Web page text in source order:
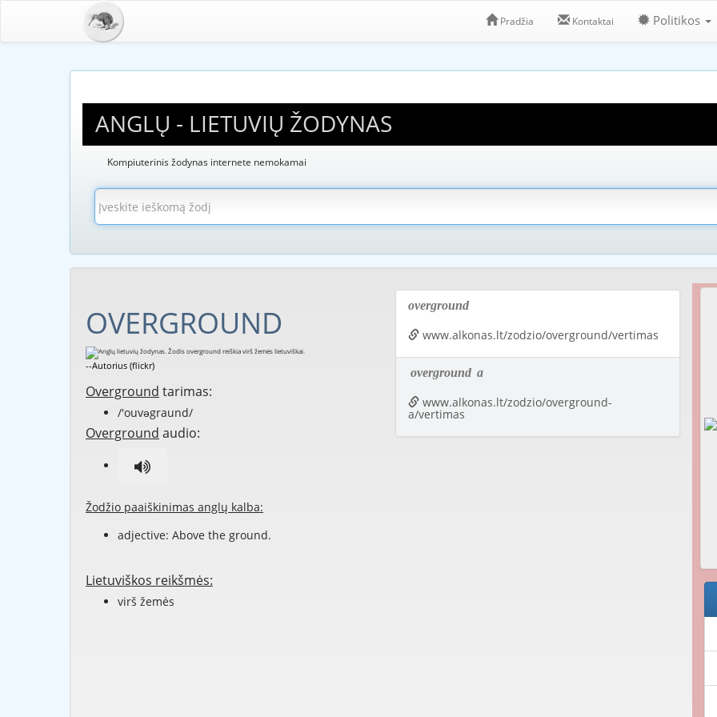
Pradžia Kontaktai Politikos
ANGLŲ - LIETUVIŲ ŽODYNAS
Kompiuterinis žodynas internete nemokamai
OVERGROUND
--Autorius (flickr)
Overground tarimas:
/'ouvəgraund/
Overground audio:
Žodžio paaiškinimas anglų kalba:
adjective: Above the ground.
Lietuviškos reikšmės:
virš žemės
overground
www.alkonas.lt/zodzio/overground/vertimas
overground a
www.alkonas.lt/zodzio/overground-
a/vertimas